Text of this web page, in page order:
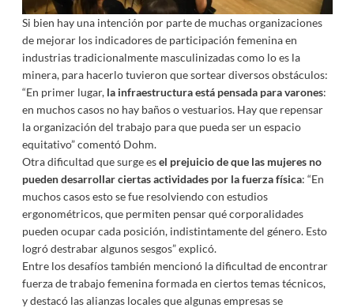
Si bien hay una intención por parte de muchas organizaciones
de mejorar los indicadores de participación femenina en
industrias tradicionalmente masculinizadas como lo es la
minera, para hacerlo tuvieron que sortear diversos obstáculos:
“En primer lugar, la infraestructura está pensada para varones:
en muchos casos no hay baños o vestuarios. Hay que repensar
la organización del trabajo para que pueda ser un espacio
equitativo” comentó Dohm.
Otra dificultad que surge esel prejuicio de que las mujeres no
pueden desarrollar ciertas actividades por la fuerza física: “En
muchos casos esto se fue resolviendo con estudios
ergonométricos, que permiten pensar qué corporalidades
pueden ocupar cada posición, indistintamente del género. Esto
logró destrabar algunos sesgos” explicó.
Entre los desafíos también mencionó la dificultad de encontrar
fuerza de trabajo femenina formada en ciertos temas técnicos,
y destacó las alianzas locales que algunas empresas se